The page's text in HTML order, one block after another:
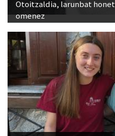
"Ostiraleko kontzertu
jendetsuena"